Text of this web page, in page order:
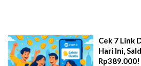
Cek 7 Link
Hari Ini,
Rp389.000!